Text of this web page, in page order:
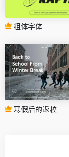
粗体字体
寒假后的返校